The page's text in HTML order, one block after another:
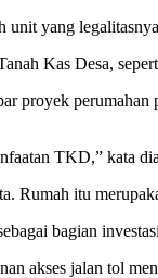
unit yang
Kas Desa,
TKD,” kata
Rumah itu
bagian
akses jalan tol